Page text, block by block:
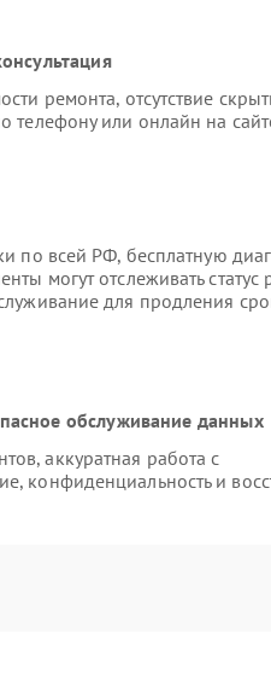
ремонта, отсутствие
телефону или онлайн на
по всей РФ, бесплатную
могут отслеживать статус
для продления
обслуживание данных
аккуратная работа с
конфиденциальность и